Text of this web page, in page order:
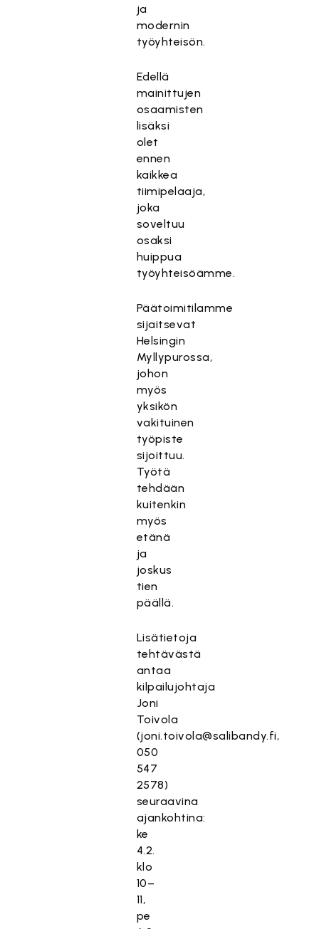
ja
modernin
työyhteisön.
Edellä
mainittujen
osaamisten
lisäksi
olet
ennen
kaikkea
tiimipelaaja,
joka
soveltuu
osaksi
huippua
työyhteisöämme.
Päätoimitilamme
sijaitsevat
Helsingin
Myllypurossa,
johon
myös
yksikön
vakituinen
työpiste
sijoittuu.
Työtä
tehdään
kuitenkin
myös
etänä
ja
joskus
tien
päällä.
Lisätietoja
tehtävästä
antaa
kilpailujohtaja
Joni
Toivola
(joni.toivola@salibandy.fi,
050
547
2578)
seuraavina
ajankohtina:
ke
4.2.
klo
10–
11,
pe